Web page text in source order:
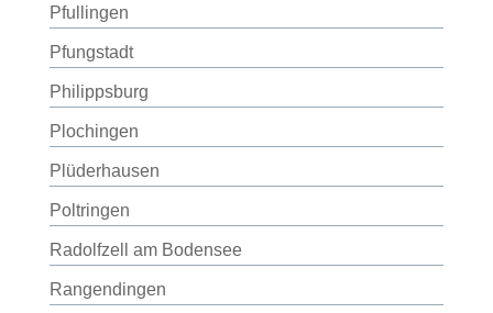
Pfullingen
Pfungstadt
Philippsburg
Plochingen
Plüderhausen
Poltringen
Radolfzell am Bodensee
Rangendingen